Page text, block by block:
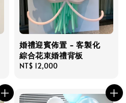
婚禮迎賓佈置 - 客製化
綜合花束婚禮背板
Regular
NT$ 12,000